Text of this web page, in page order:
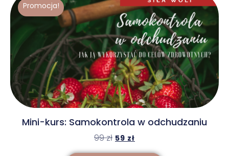
Promocja!
Mini-kurs: Samokontrola w odchudzaniu
99zł 59 zł